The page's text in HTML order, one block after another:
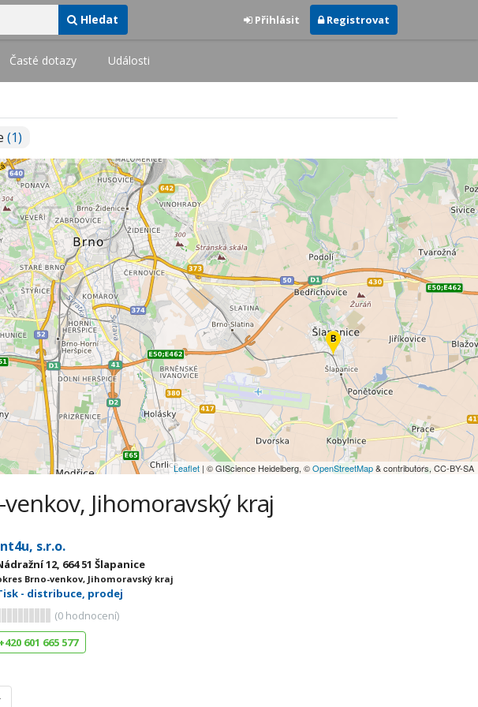
Hledat Přihlásit Registrovat
Časté dotazy Události
(1)
Leaflet | © GIScience Heidelberg, ©OpenStreetMap& contributors, CC-BY-SA
Jihomoravský kraj
s.r.o.
12, 664 51 Šlapanice
Brno-venkov, Jihomoravský kraj
- distribuce, prodej
(0 hodnocení)
+420 601 665 577